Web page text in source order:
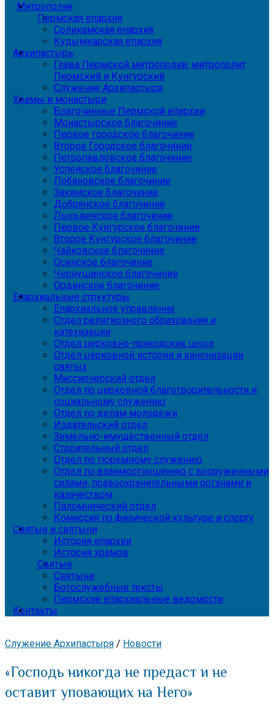
Митрополия
Пермская епархия
Соликамская епархия
Кудымкарская епархия
Архипастырь
Глава Пермской митрополии, митрополит
Пермский и Кунгурский
Служение Архипастыря
Храмы и монастыри
Благочинные Пермской епархии
Монастырское благочиние
Первое городское благочиние
Второе Городское благочиние
Петропавловское благочиние
Успенское благочиние
Лобановское благочиние
Закамское благочиние
Добрянское благочиние
Лысьвенское благочиние
Первое Кунгурское благочиние
Второе Кунгурское благочиние
Чайковское благочиние
Осинское благочиние
Чернушинское благочиние
Ординское благочиние
Епархиальные структуры
Епархиальное управление
Отдел религиозного образования и
катехизации
Отдел церковно-приходских школ
Отдел церковной истории и канонизации
святых
Миссионерский отдел
Отдел по церковной благотворительности и
социальному служению
Отдел по делам молодежи
Издательский отдел
Земельно-имущественный отдел
Строительный отдел
Отдел по тюремному служению
Отдел по взаимоотношению с вооруженными
силами, правоохранительными органами и
казачеством
Паломнический отдел
Комиссия по физической культуре и спорту
Святые и святыни
История епархии
История храмов
Святые
Святыни
Богослужебные тексты
Пермские епархиальные ведомости
Контакты
Служение Архипастыря / Новости
«Господь никогда не предаст и не
оставит уповающих на Него»